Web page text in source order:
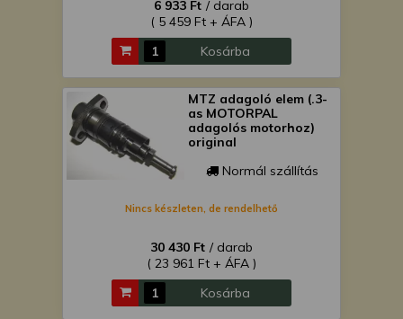
6 933 Ft / darab
( 5 459 Ft + ÁFA )
Kosárba
MTZ adagoló elem (.3-
as MOTORPAL
adagolós motorhoz)
original
Normál szállítás
Nincs készleten, de rendelhető
30 430 Ft / darab
( 23 961 Ft + ÁFA )
Kosárba